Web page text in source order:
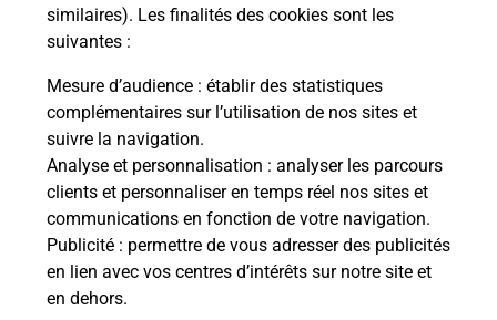
similaires). Les finalités des cookies sont les
suivantes :
Mesure d’audience : établir des statistiques
complémentaires sur l’utilisation de nos sites et
suivre la navigation.
Analyse et personnalisation : analyser les parcours
clients et personnaliser en temps réel nos sites et
communications en fonction de votre navigation.
Publicité : permettre de vous adresser des publicités
en lien avec vos centres d’intérêts sur notre site et
en dehors.
Itinéraire
Boîte aux Lettres La Poste
Collecte du courrier aujourd'hui à 14h30
186 Avenue Charles De Gaulle
13810
Eygalieres
Itinéraire
Le lien s'ouvre dans un nouvel onglet